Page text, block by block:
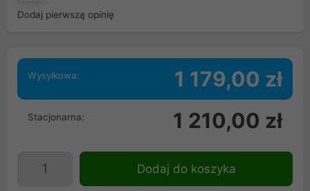
Dodaj pierwszą opinię
Wysyłkowa: 1 179,00 zł
Stacjonarna: 1 210,00 zł
Dodaj do koszyka